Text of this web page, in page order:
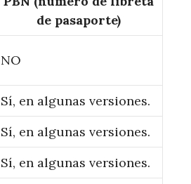
de pasaporte)
NO
Sí, en algunas versiones.
Sí, en algunas versiones.
Sí, en algunas versiones.